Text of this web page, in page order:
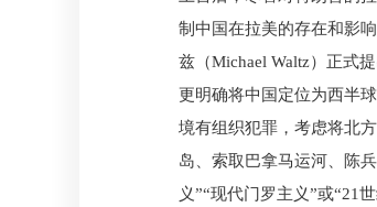
制中国在拉美的存在和影
兹（Michael Waltz）正式
更明确将中国定位为西半
境有组织犯罪，考虑将北
岛、索取巴拿马运河、陈
义”“现代门罗主义”或“21